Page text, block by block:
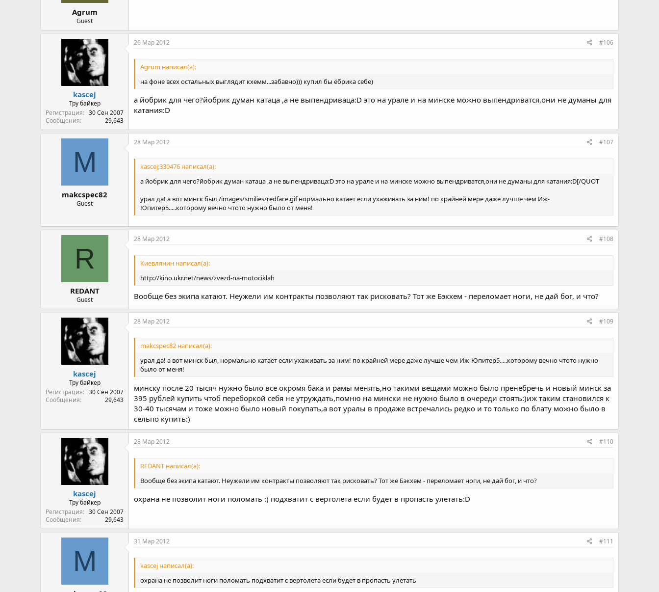
Agrum
Guest
kascej
Тру байкер
Регистрация
30 Сен 2007
Сообщения
29,643
26 Мар 2012 #106
Agrum написал(а):
на фоне всех остальных выглядит кхемм...забавно))) купил бы ёбрика себе)
а йобрик для чего?йобрик думан катаца ,а не выпендриваца:D это на урале и на минске можно выпендриватся,они не думаны для
катания:D
M
makcspec82
Guest
28 Мар 2012 #107
kascej;330476 написал(а):
а йобрик для чего?йобрик думан катаца ,а не выпендриваца:D это на урале и на минске можно выпендриватся,они не думаны для катания:D[/QUOT
урал да! а вот минск был,/images/smilies/redface.gif нормально катает если ухаживать за ним! по крайней мере даже лучше чем Иж-
Юпитер5.....которому вечно чтото нужно было от меня!
R
REDANT
Guest
28 Мар 2012 #108
Киевлянин написал(а):
http://kino.ukr.net/news/zvezd-na-motociklah
Вообще без экипа катают. Неужели им контракты позволяют так рисковать? Тот же Бэкхем - переломает ноги, не дай бог, и что?
kascej
Тру байкер
Регистрация
30 Сен 2007
Сообщения
29,643
28 Мар 2012 #109
makcspec82 написал(а):
урал да! а вот минск был, нормально катает если ухаживать за ним! по крайней мере даже лучше чем Иж-Юпитер5.....которому вечно чтото нужно
было от меня!
минску после 20 тысяч нужно было все окромя бака и рамы менять,но такими вещами можно было пренебречь и новый минск за
395 рублей купить чтоб переборкой себя не утруждать,помню на мински не нужно было в очереди стоять:)иж таким становился к
30-40 тысячам и тоже можно было новый покупать,а вот уралы в продаже встречались редко и то только по блату можно было в
сельпо купить:)
kascej
Тру байкер
Регистрация
30 Сен 2007
Сообщения
29,643
28 Мар 2012 #110
REDANT написал(а):
Вообще без экипа катают. Неужели им контракты позволяют так рисковать? Тот же Бэкхем - переломает ноги, не дай бог, и что?
охрана не позволит ноги поломать :) подхватит с вертолета если будет в пропасть улетать:D
M
31 Мар 2012 #111
kascej написал(а):
охрана не позволит ноги поломать подхватит с вертолета если будет в пропасть улетать